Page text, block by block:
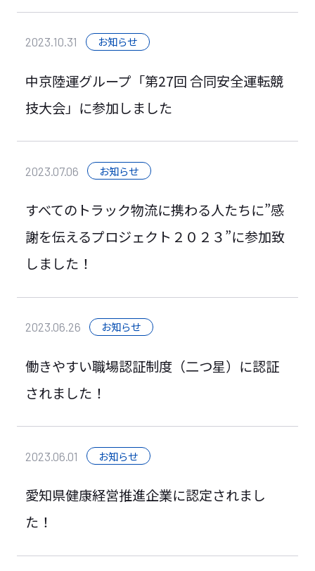
2023.10.31 お知らせ
中京陸運グループ「第27回 合同安全運転競
技大会」に参加しました
2023.07.06 お知らせ
すべてのトラック物流に携わる人たちに”感
謝を伝えるプロジェクト２０２３”に参加致
しました！
2023.06.26 お知らせ
働きやすい職場認証制度（二つ星）に認証
されました！
2023.06.01 お知らせ
愛知県健康経営推進企業に認定されまし
た！